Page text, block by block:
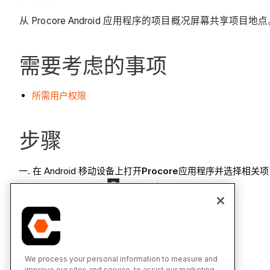
从 Procore Android 应用程序的项目概况屏幕共享项目地点
需要考虑的事项
所需用户权限
步骤
在 Android 移动设备上打开Procore应用程序并选择相关项
注意:这会加载工具 显示项目概况的屏幕。
点击共享
选择共享地点的方式。
We process your personal information to measure and